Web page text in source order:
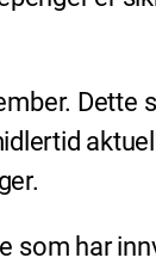
Dette
som har